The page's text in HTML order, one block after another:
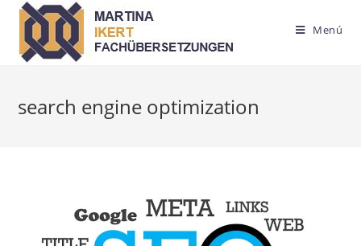
Saltar
contenido
Menú
search engine optimization